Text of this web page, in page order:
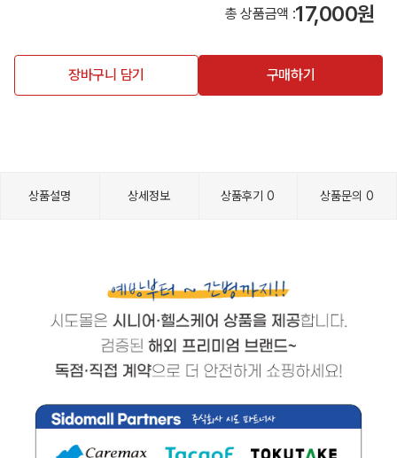
총 상품금액 :17,000원
장바구니 담기 구매하기
상품설명 상세정보 상품후기0 상품문의0